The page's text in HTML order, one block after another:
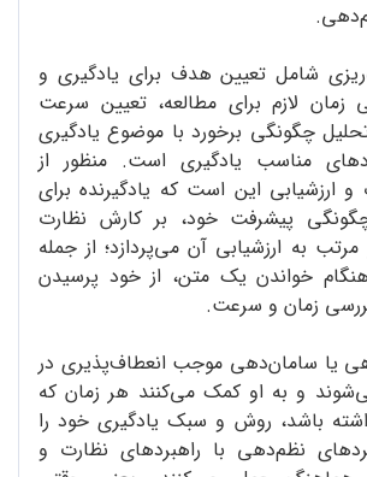
شامل تعیین هدف برای یادگیری و
زمان لازم برای مطالعه، تعیین سرعت
چگونگی برخورد با موضوع یادگیری
مناسب یادگیری است. منظور از
و ارزشیابی این است که یادگیرنده برای
پیشرفت خود، بر کارش نظارت
به ارزشیابی آن می‌پردازد؛ از جمله
خواندن یک متن، از خود پرسیدن
زمان و سرعت.
یا سامان‌دهی موجب انعطاف‌پذیری در
می‌شوند و به او کمک می‌کنند هر زمان که
باشد، روش و سبک یادگیری خود را
نظم‌دهی با راهبردهای نظارت و